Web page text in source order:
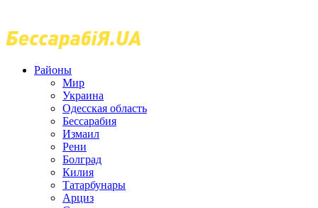
Районы
Мир
Украина
Одесская область
Бессарабия
Измаил
Рени
Болград
Килия
Татарбунары
Арциз